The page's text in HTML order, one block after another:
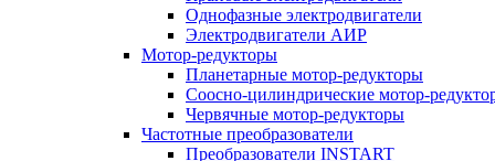
Однофазные электродвигатели
Электродвигатели АИР
Мотор-редукторы
Планетарные мотор-редукторы
Соосно-цилиндрические мотор-
Червячные мотор-редукторы
Частотные преобразователи
Преобразователи INSTART